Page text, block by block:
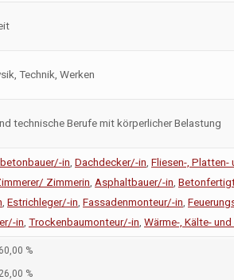
Technik, Werken
technische Berufe mit körperlicher Belastung
in Dachdecker/-in Fliesen-, Platten-
Zimmerin Asphaltbauer/-in
Estrichleger/-in Fassadenmonteur/-in
in Trockenbaumonteur/-in Wärme-, Kälte-
60,00 %
26,00 %